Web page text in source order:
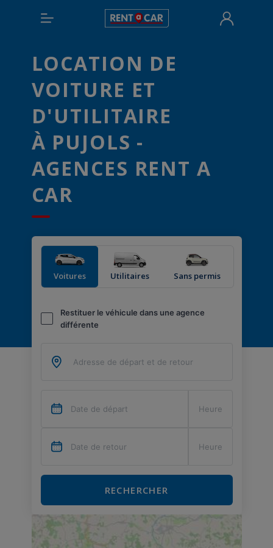
LOCATION DE
VOITURE ET
D'UTILITAIRE
À PUJOLS -
AGENCES RENT A
CAR
Voitures Utilitaires Sans permis
Restituer le véhicule dans une agence
différente
RECHERCHER